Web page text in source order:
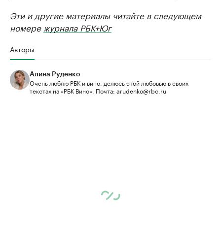
Эти и другие материалы читайте в следующем
номережурнала РБК+Юг
Авторы
Алина Руденко
Очень люблю РБК и вино, делюсь этой любовью в своих
текстах на «РБК Вино». Почта: arudenko@rbc.ru